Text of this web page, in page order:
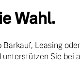
Wahl.
Leasing
Sie bei